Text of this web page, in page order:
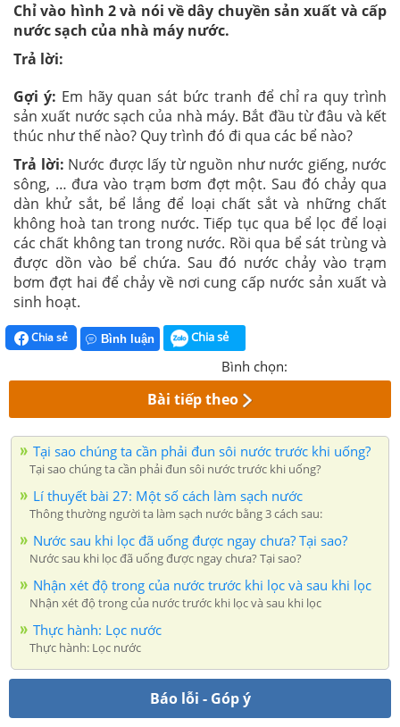
Chỉ vào hình 2 và nói về dây chuyền sản xuất và cấp
nước sạch của nhà máy nước.
Trả lời:
Gợi ý: Em hãy quan sát bức tranh để chỉ ra quy trình
sản xuất nước sạch của nhà máy. Bắt đầu từ đâu và kết
thúc như thế nào? Quy trình đó đi qua các bể nào?
Trả lời: Nước được lấy từ nguồn như nước giếng, nước
sông, … đưa vào trạm bơm đợt một. Sau đó chảy qua
dàn khử sắt, bể lắng để loại chất sắt và những chất
không hoà tan trong nước. Tiếp tục qua bể lọc để loại
các chất không tan trong nước. Rồi qua bể sát trùng và
được dồn vào bể chứa. Sau đó nước chảy vào trạm
bơm đợt hai để chảy về nơi cung cấp nước sản xuất và
sinh hoạt.
Chia sẻ Bình luận Chia sẻ
Bình chọn:
Bài tiếp theo
Tại sao chúng ta cần phải đun sôi nước trước khi uống?
Tại sao chúng ta cần phải đun sôi nước trước khi uống?
Lí thuyết bài 27: Một số cách làm sạch nước
Thông thường người ta làm sạch nước bằng 3 cách sau:
Nước sau khi lọc đã uống được ngay chưa? Tại sao?
Nước sau khi lọc đã uống được ngay chưa? Tại sao?
Nhận xét độ trong của nước trước khi lọc và sau khi lọc
Nhận xét độ trong của nước trước khi lọc và sau khi lọc
Thực hành: Lọc nước
Thực hành: Lọc nước
Báo lỗi - Góp ý